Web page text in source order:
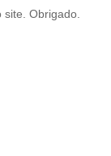
Obrigado.